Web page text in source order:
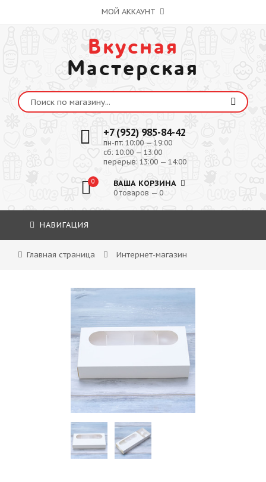
МОЙ АККАУНТ
Вкусная
Мастерская
+7 (952) 985-84-42
пн-пт: 10:00 — 19:00
сб: 10:00 — 13:00
перерыв: 13:00 — 14:00
0 ВАША КОРЗИНА
0 товаров — 0
НАВИГАЦИЯ
Главная страница Интернет-магазин